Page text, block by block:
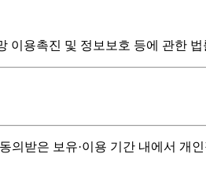
용촉진 및 정보보호 등에 관한
받은 보유·이용 기간 내에서 개